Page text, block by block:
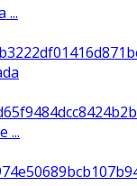
...
...